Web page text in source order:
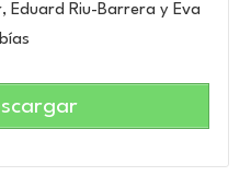
Eduard Riu-Barrera y Eva